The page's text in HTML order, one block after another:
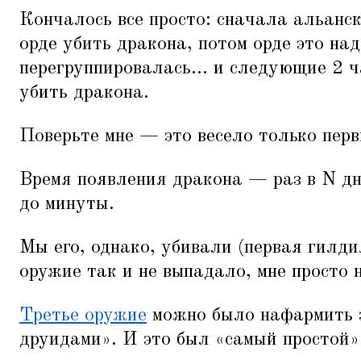
Кончалось все просто: сначала
орде убить дракона, потом орде это
перегруппировалась... и следующие 2
убить дракона.
Поверьте мне — это весело только
Время появления дракона — раз в N
до минуты.
Мы его, однако, убивали (первая
оружие так и не выпадало, мне просто
Третье оружие можно было нафармить
друидами». И это был «самый